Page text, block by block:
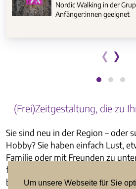
Um unsere Webseite für Sie
Nordic Walking in der
Anfänger:innen geeignet
‹ ›
(Frei)Zeitgestaltung, die zu
Sie sind neu in der Region – oder
Hobby? Sie haben einfach Lust,
Familie oder mit Freunden zu
finden Sie alles, was das Herz
bietet. Lassen Sie sich inspirieren.